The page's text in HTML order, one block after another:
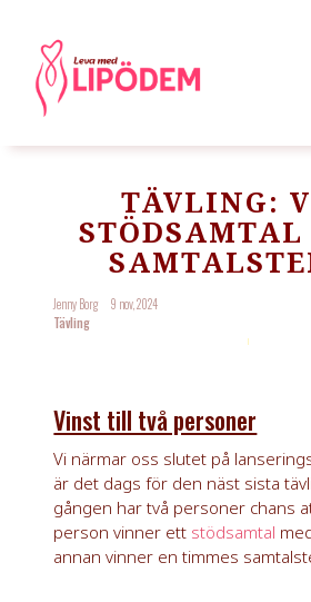
TÄVLING:
Jenny Borg
9 nov, 2024
Tävling
Vinst till två personer
Vi närmar oss slutet på
är det dags för den näst sista
gången har två personer chans
person vinner ett stödsamtal
annan vinner en timmes